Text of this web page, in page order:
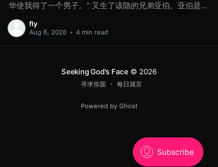
华使我得了一个男子。” 又生了该隐的兄弟亚伯。亚伯是牧
羊的，该隐是种地的。 有一日，该隐拿地里的出产为供物
献给耶和华， 亚伯也将他羊群中头生的和羊的脂油献上。
为什么发怒呢？你为什么变了脸色呢？ 你若行得好，岂不
蒙悦纳？你若行得不好，罪就伏在门前。它必恋慕你，你
却要制伏它。” 该隐与他兄弟亚伯说话，二人正在田间，该
隐起来打他兄弟亚伯，把他杀了。 耶和华对该隐说：“你兄
里向我哀告。 8月15日 不可杀人 “你做了什么事呢？你兄
弟的血有声音从地里向我哀告。” - 创世记
fly
Aug 6, 2026 • 4 min read
Seeking God's Face © 2026
寻求你面 每日箴言
Powered by Ghost